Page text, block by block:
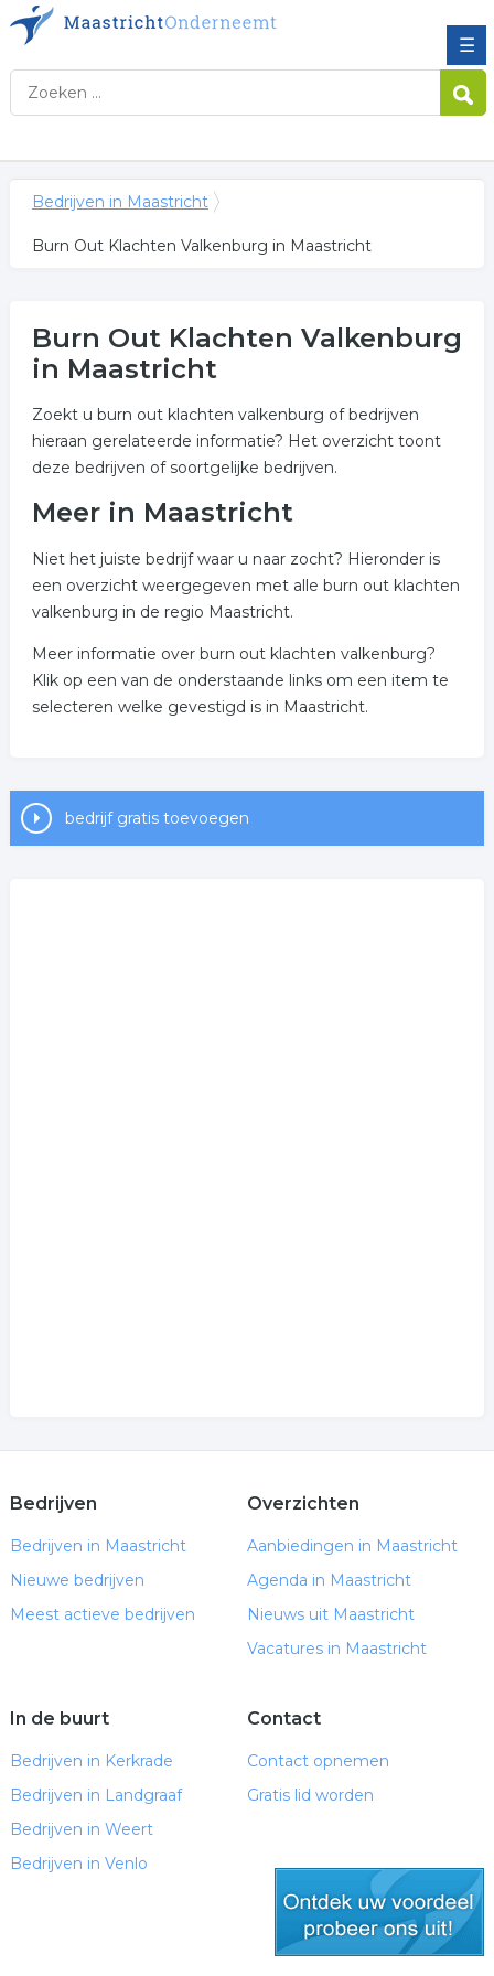
☰
Bedrijven in Maastricht
Burn Out Klachten Valkenburg in Maastricht
Burn Out Klachten Valkenburg
in Maastricht
Zoekt u burn out klachten valkenburg of bedrijven
hieraan gerelateerde informatie? Het overzicht toont
deze bedrijven of soortgelijke bedrijven.
Meer in Maastricht
Niet het juiste bedrijf waar u naar zocht? Hieronder is
een overzicht weergegeven met alle burn out klachten
valkenburg in de regio Maastricht.
Meer informatie over burn out klachten valkenburg?
Klik op een van de onderstaande links om een item te
selecteren welke gevestigd is in Maastricht.
bedrijf gratis toevoegen
Bedrijven
Bedrijven in Maastricht
Nieuwe bedrijven
Meest actieve bedrijven
Overzichten
Aanbiedingen in Maastricht
Agenda in Maastricht
Nieuws uit Maastricht
Vacatures in Maastricht
In de buurt
Bedrijven in Kerkrade
Bedrijven in Landgraaf
Bedrijven in Weert
Bedrijven in Venlo
Contact
Contact opnemen
Gratis lid worden